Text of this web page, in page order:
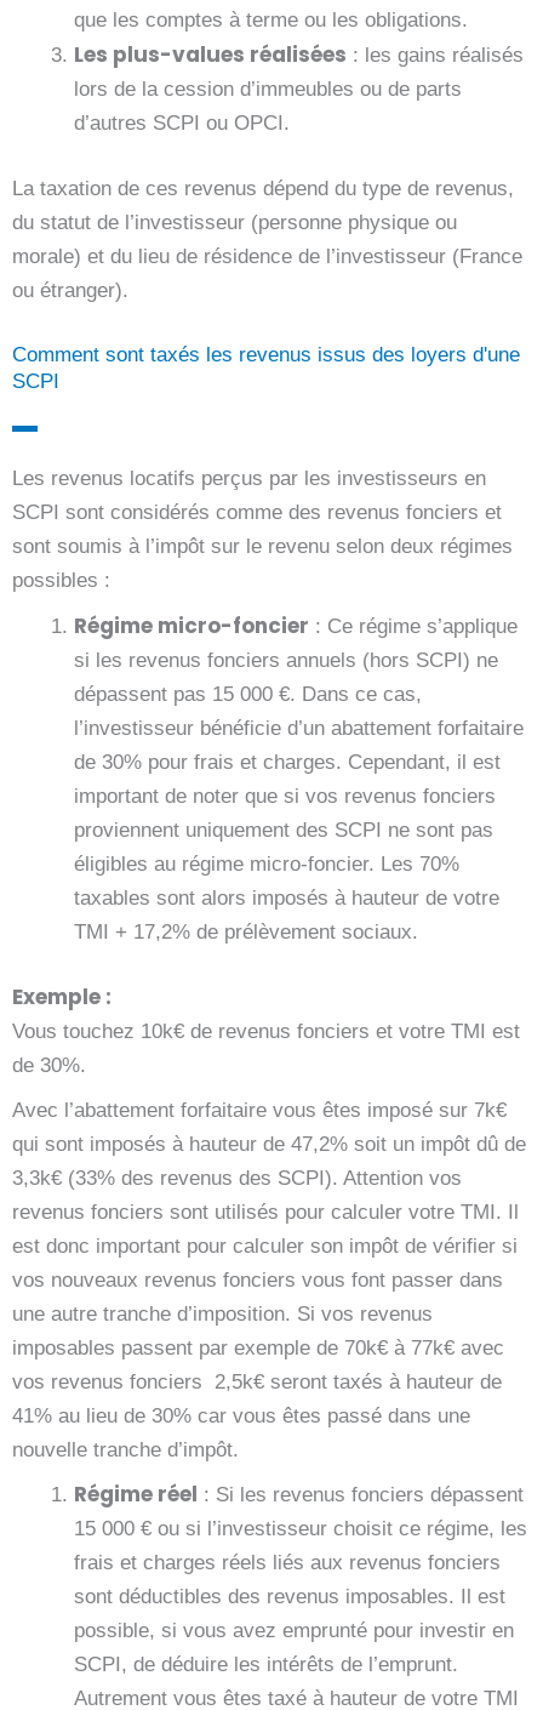
que les comptes à terme ou les obligations.
Les plus-values réalisées : les gains réalisés
lors de la cession d’immeubles ou de parts
d’autres SCPI ou OPCI.
La taxation de ces revenus dépend du type de revenus,
du statut de l’investisseur (personne physique ou
morale) et du lieu de résidence de l’investisseur (France
ou étranger).
Comment sont taxés les revenus issus des loyers d'une
SCPI
Les revenus locatifs perçus par les investisseurs en
SCPI sont considérés comme des revenus fonciers et
sont soumis à l’impôt sur le revenu selon deux régimes
possibles :
Régime micro-foncier : Ce régime s’applique
si les revenus fonciers annuels (hors SCPI) ne
dépassent pas 15 000 €. Dans ce cas,
l’investisseur bénéficie d’un abattement forfaitaire
de 30% pour frais et charges. Cependant, il est
important de noter que si vos revenus fonciers
proviennent uniquement des SCPI ne sont pas
éligibles au régime micro-foncier. Les 70%
taxables sont alors imposés à hauteur de votre
TMI + 17,2% de prélèvement sociaux.
Exemple :
Vous touchez 10k€ de revenus fonciers et votre TMI est
de 30%.
Avec l’abattement forfaitaire vous êtes imposé sur 7k€
qui sont imposés à hauteur de 47,2% soit un impôt dû de
3,3k€ (33% des revenus des SCPI). Attention vos
revenus fonciers sont utilisés pour calculer votre TMI. Il
est donc important pour calculer son impôt de vérifier si
vos nouveaux revenus fonciers vous font passer dans
une autre tranche d’imposition. Si vos revenus
imposables passent par exemple de 70k€ à 77k€ avec
vos revenus fonciers 2,5k€ seront taxés à hauteur de
41% au lieu de 30% car vous êtes passé dans une
nouvelle tranche d’impôt.
Régime réel : Si les revenus fonciers dépassent
15 000 € ou si l’investisseur choisit ce régime, les
frais et charges réels liés aux revenus fonciers
sont déductibles des revenus imposables. Il est
possible, si vous avez emprunté pour investir en
SCPI, de déduire les intérêts de l’emprunt.
Autrement vous êtes taxé à hauteur de votre TMI